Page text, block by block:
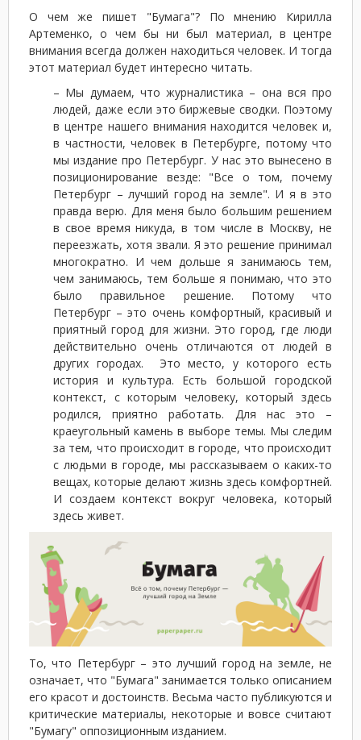
О чем же пишет "Бумага"? По мнению Кирилла
Артеменко, о чем бы ни был материал, в центре
внимания всегда должен находиться человек. И тогда
этот материал будет интересно читать.
– Мы думаем, что журналистика – она вся про
людей, даже если это биржевые сводки. Поэтому
в центре нашего внимания находится человек и,
в частности, человек в Петербурге, потому что
мы издание про Петербург. У нас это вынесено в
позиционирование везде: "Все о том, почему
Петербург – лучший город на земле". И я в это
правда верю. Для меня было большим решением
в свое время никуда, в том числе в Москву, не
переезжать, хотя звали. Я это решение принимал
многократно. И чем дольше я занимаюсь тем,
чем занимаюсь, тем больше я понимаю, что это
было правильное решение. Потому что
Петербург – это очень комфортный, красивый и
приятный город для жизни. Это город, где люди
действительно очень отличаются от людей в
других городах. Это место, у которого есть
история и культура. Есть большой городской
контекст, с которым человеку, который здесь
родился, приятно работать. Для нас это –
краеугольный камень в выборе темы. Мы следим
за тем, что происходит в городе, что происходит
с людьми в городе, мы рассказываем о каких-то
вещах, которые делают жизнь здесь комфортней.
И создаем контекст вокруг человека, который
здесь живет.
То, что Петербург – это лучший город на земле, не
означает, что "Бумага" занимается только описанием
его красот и достоинств. Весьма часто публикуются и
критические материалы, некоторые и вовсе считают
"Бумагу" оппозиционным изданием.